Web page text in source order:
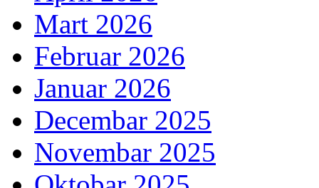
Mart 2026
Februar 2026
Januar 2026
Decembar 2025
Novembar 2025